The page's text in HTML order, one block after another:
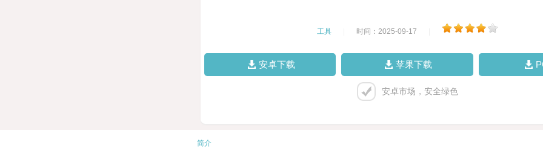
工具 时间：2025-09-17
安卓下载 苹果下载
安卓市场，安全绿色
简介